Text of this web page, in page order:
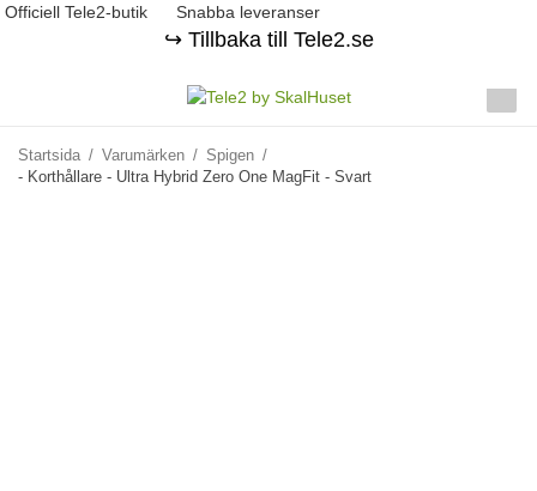
Officiell Tele2-butik Snabba leveranser
↪️ Tillbaka till Tele2.se
Startsida / Varumärken / Spigen /
- Korthållare - Ultra Hybrid Zero One MagFit - Svart